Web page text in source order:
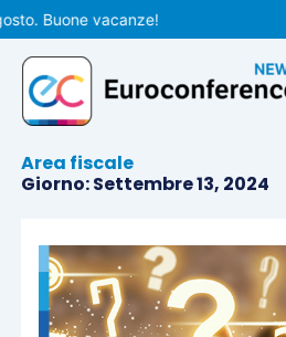
Vai
al
contenuto
vacanze!
Area fiscale
Giorno: Settembre 13, 2024